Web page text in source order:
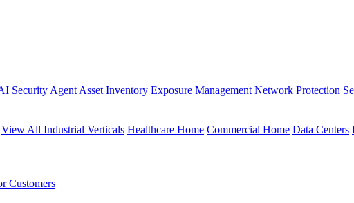
Security Agent Asset Inventory Exposure Management Network Protection
View All Industrial Verticals Healthcare Home Commercial Home Data Centers
Customers